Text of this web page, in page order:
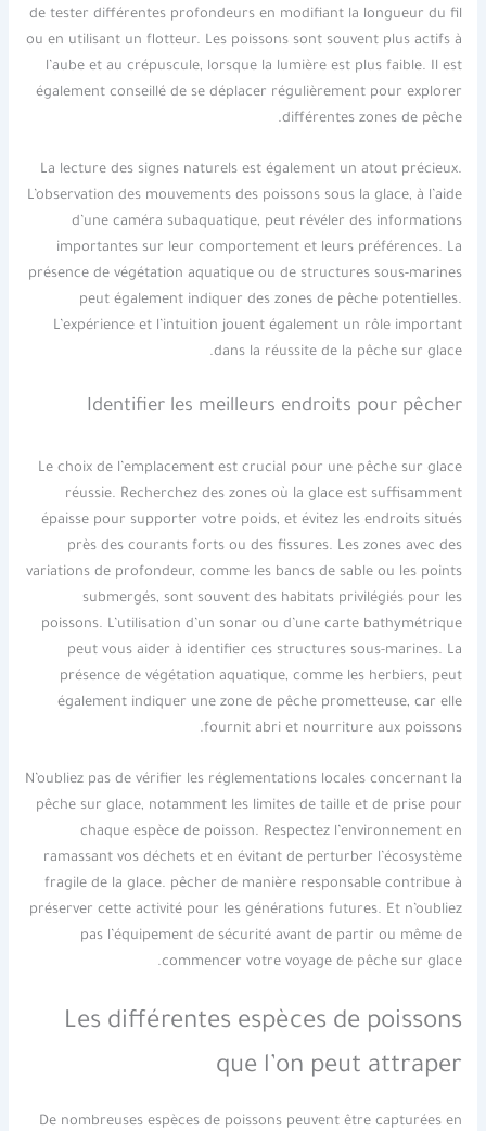
de tester différentes profondeurs en modifiant la longueur du fil
ou en utilisant un flotteur. Les poissons sont souvent plus actifs à
l’aube et au crépuscule, lorsque la lumière est plus faible. Il est
également conseillé de se déplacer régulièrement pour explorer
différentes zones de pêche.
La lecture des signes naturels est également un atout précieux.
L’observation des mouvements des poissons sous la glace, à l’aide
d’une caméra subaquatique, peut révéler des informations
importantes sur leur comportement et leurs préférences. La
présence de végétation aquatique ou de structures sous-marines
peut également indiquer des zones de pêche potentielles.
L’expérience et l’intuition jouent également un rôle important
dans la réussite de la pêche sur glace.
Identifier les meilleurs endroits pour pêcher
Le choix de l’emplacement est crucial pour une pêche sur glace
réussie. Recherchez des zones où la glace est suffisamment
épaisse pour supporter votre poids, et évitez les endroits situés
près des courants forts ou des fissures. Les zones avec des
variations de profondeur, comme les bancs de sable ou les points
submergés, sont souvent des habitats privilégiés pour les
poissons. L’utilisation d’un sonar ou d’une carte bathymétrique
peut vous aider à identifier ces structures sous-marines. La
présence de végétation aquatique, comme les herbiers, peut
également indiquer une zone de pêche prometteuse, car elle
fournit abri et nourriture aux poissons.
N’oubliez pas de vérifier les réglementations locales concernant la
pêche sur glace, notamment les limites de taille et de prise pour
chaque espèce de poisson. Respectez l’environnement en
ramassant vos déchets et en évitant de perturber l’écosystème
fragile de la glace. pêcher de manière responsable contribue à
préserver cette activité pour les générations futures. Et n’oubliez
pas l’équipement de sécurité avant de partir ou même de
commencer votre voyage de pêche sur glace.
Les différentes espèces de poissons
que l’on peut attraper
De nombreuses espèces de poissons peuvent être capturées en